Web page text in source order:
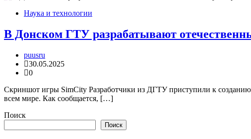
Наука и технологии
В Донском ГТУ разрабатывают
puusru
30.05.2025
0
Скриншот игры SimCity Разработчики из ДГТУ приступили к созданию
всем мире. Как сообщается, […]
Поиск
Поиск